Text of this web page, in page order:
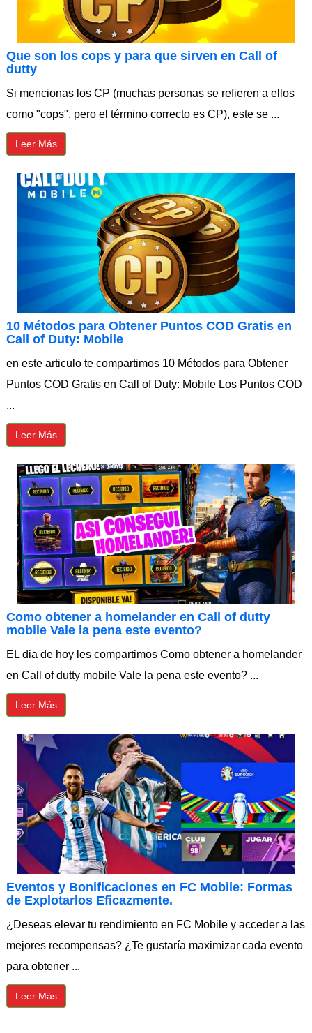
⁠Que son los cops y para que sirven en Call of
dutty
Si mencionas los CP (muchas personas se refieren a ellos
como "cops", pero el término correcto es CP), este se ...
Leer Más
10 Métodos para Obtener Puntos COD Gratis en
Call of Duty: Mobile
en este articulo te compartimos 10 Métodos para Obtener
Puntos COD Gratis en Call of Duty: Mobile Los Puntos COD
...
Leer Más
Como obtener a homelander en Call of dutty
mobile Vale la pena este evento?
EL dia de hoy les compartimos Como obtener a homelander
en Call of dutty mobile Vale la pena este evento? ...
Leer Más
Eventos y Bonificaciones en FC Mobile: Formas
de Explotarlos Eficazmente.
¿Deseas elevar tu rendimiento en FC Mobile y acceder a las
mejores recompensas? ¿Te gustaría maximizar cada evento
para obtener ...
Leer Más